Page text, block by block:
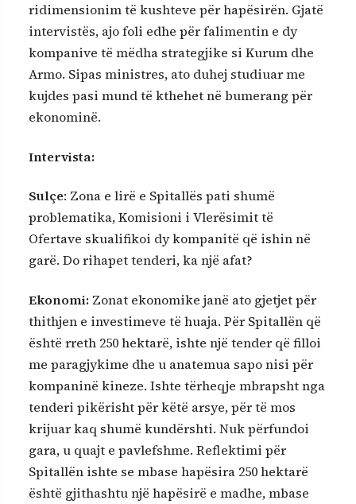
ridimensionim të kushteve për hapësirën. Gjatë
intervistës, ajo foli edhe për falimentin e dy
kompanive të mëdha strategjike si Kurum dhe
Armo. Sipas ministres, ato duhej studiuar me
kujdes pasi mund të kthehet në bumerang për
ekonominë.
Intervista:
Sulçe: Zona e lirë e Spitallës pati shumë
problematika, Komisioni i Vlerësimit të
Ofertave skualifikoi dy kompanitë që ishin në
garë. Do rihapet tenderi, ka një afat?
Ekonomi: Zonat ekonomike janë ato gjetjet për
thithjen e investimeve të huaja. Për Spitallën që
është rreth 250 hektarë, ishte një tender që filloi
me paragjykime dhe u anatemua sapo nisi për
kompaninë kineze. Ishte tërheqje mbrapsht nga
tenderi pikërisht për këtë arsye, për të mos
krijuar kaq shumë kundërshti. Nuk përfundoi
gara, u quajt e pavlefshme. Reflektimi për
Spitallën ishte se mbase hapësira 250 hektarë
është gjithashtu një hapësirë e madhe, mbase